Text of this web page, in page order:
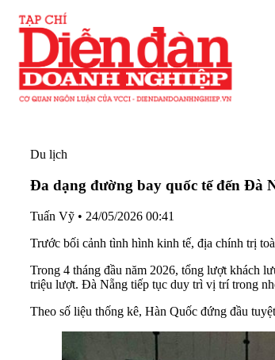
Du lịch
Đa dạng đường bay quốc tế đến Đà
Tuấn Vỹ • 24/05/2026 00:41
Trước bối cảnh tình hình kinh tế, địa chính trị
Trong 4 tháng đầu năm 2026, tổng lượt khách
triệu lượt. Đà Nẵng tiếp tục duy trì vị trí trong
Theo số liệu thống kê, Hàn Quốc đứng đầu